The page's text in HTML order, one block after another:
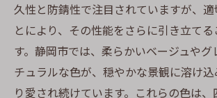
久性と防錆性で注目されていますが、
とにより、その性能をさらに引き立て
す。静岡市では、柔らかいベージュやグ
チュラルな色が、穏やかな景観に溶け
り愛され続けています。これらの色は